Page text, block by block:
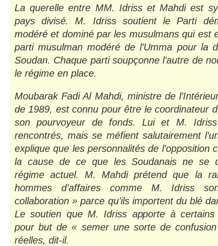
La querelle entre MM. Idriss et Mahdi est
pays divisé. M. Idriss soutient le Parti
modéré et dominé par les musulmans qui est
parti musulman modéré de l’Umma pour la
Soudan. Chaque parti soupçonne l’autre de
le régime en place.
Moubarak Fadi Al Mahdi, ministre de
de 1989, est connu pour être le coordinateur
son pourvoyeur de fonds. Lui et M.
rencontrés, mais se méfient salutairement
explique que les personnalités de l’opposition
la cause de ce que les Soudanais ne se
régime actuel. M. Mahdi prétend que la
hommes d’affaires comme M. Idriss
collaboration » parce qu’ils importent du blé
Le soutien que M. Idriss apporte à certains
pour but de « semer une sorte de
réelles, dit-il.